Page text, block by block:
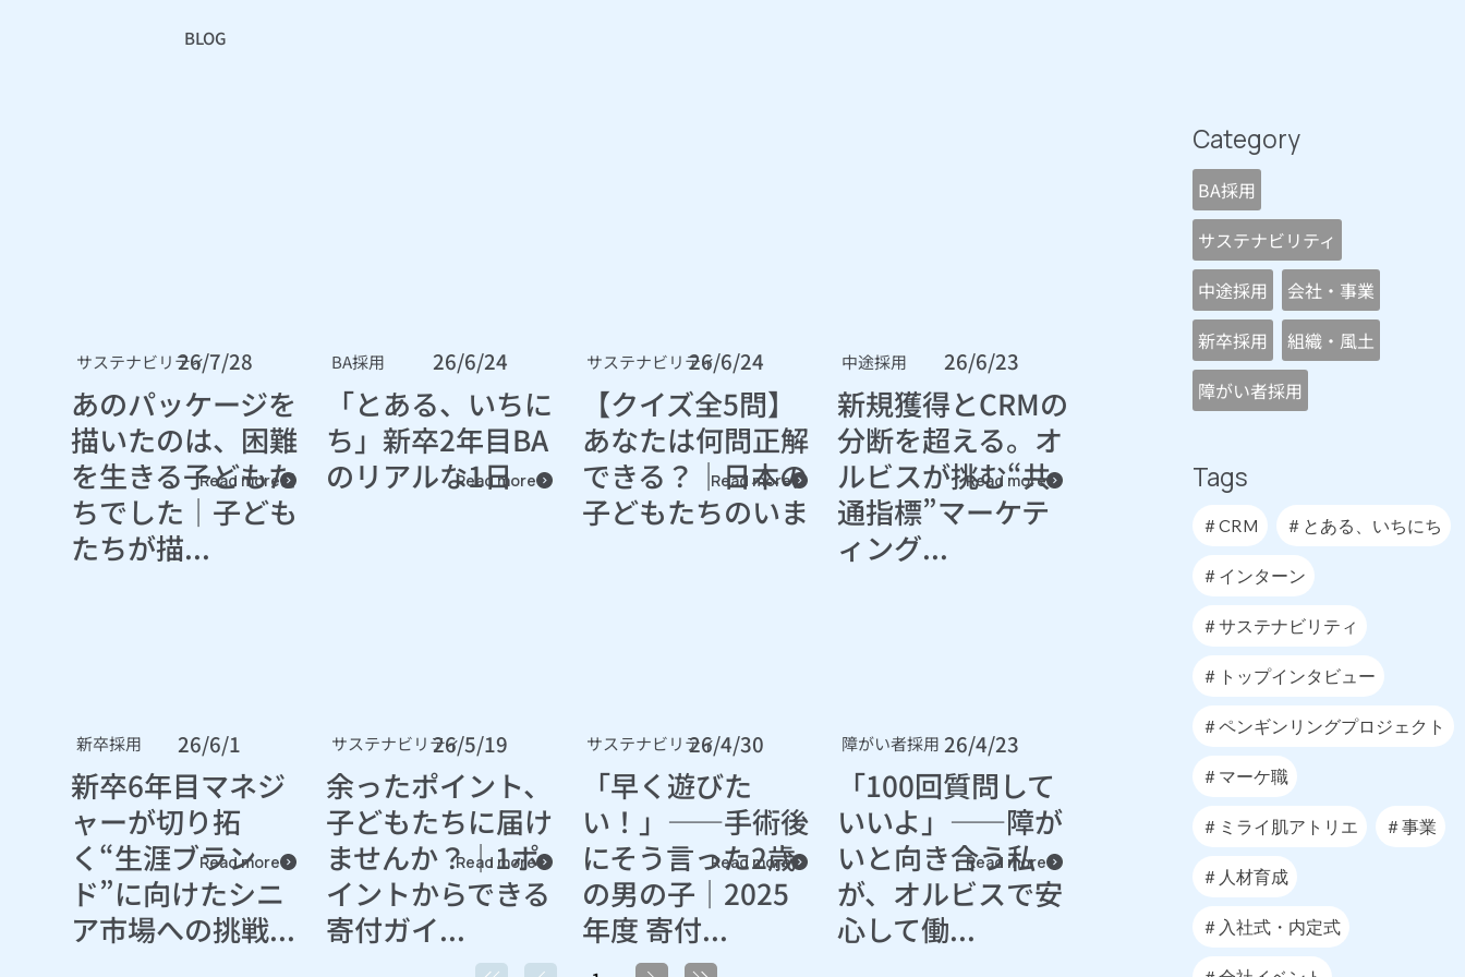
BLOG
サステナビリティ26/7/28
あのパッケージを
描いたのは、困難
を生きる子どもた
ちでした｜子ども
たちが描...
Read more
BA採用 26/6/24
「とある、いちに
ち」新卒2年目BA
のリアルな1日
Read more
サステナビリティ26/6/24
【クイズ全5問】
あなたは何問正解
できる？｜日本の
子どもたちのいま
Read more
中途採用 26/6/23
新規獲得とCRMの
分断を超える。オ
ルビスが挑む“共
通指標”マーケテ
ィング...
Read more
新卒採用 26/6/1
新卒6年目マネジ
ャーが切り拓
く“生涯ブラン
ド”に向けたシニ
ア市場への挑戦...
Read more
サステナビリティ26/5/19
余ったポイント、
子どもたちに届け
ませんか？｜1ポ
イントからできる
寄付ガイ...
Read more
サステナビリティ26/4/30
「早く遊びた
い！」――手術後
にそう言った2歳
の男の子｜2025
年度 寄付...
Read more
障がい者採用 26/4/23
「100回質問して
いいよ」——障が
いと向き合う私
が、オルビスで安
心して働...
Read more
Category
BA採用
サステナビリティ
中途採用
会社・事業
新卒採用
組織・風土
障がい者採用
Tags
＃CRM ＃とある、いちにち
＃インターン
＃サステナビリティ
＃トップインタビュー
＃ペンギンリングプロジェクト
＃マーケ職
＃ミライ肌アトリエ ＃事業
＃人材育成
＃入社式・内定式